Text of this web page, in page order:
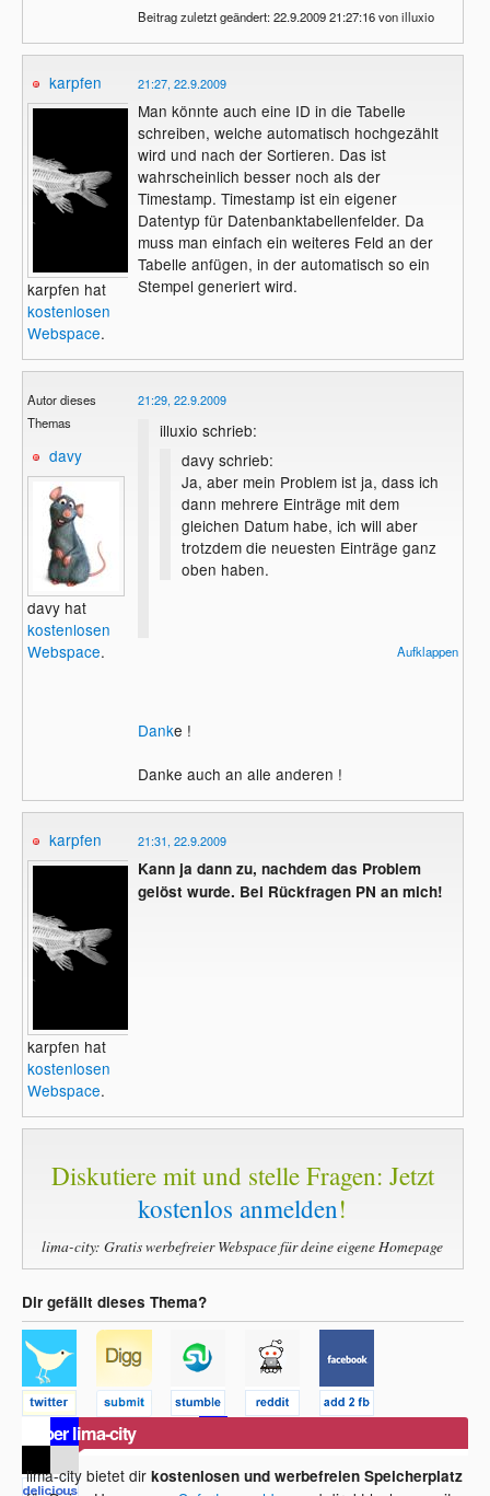
Beitrag zuletzt geändert: 22.9.2009 21:27:16 von illuxio
karpfen
karpfen hat
kostenlosen
Webspace.
21:27, 22.9.2009
Man könnte auch eine ID in die Tabelle
schreiben, welche automatisch hochgezählt
wird und nach der Sortieren. Das ist
wahrscheinlich besser noch als der
Timestamp. Timestamp ist ein eigener
Datentyp für Datenbanktabellenfelder. Da
muss man einfach ein weiteres Feld an der
Tabelle anfügen, in der automatisch so ein
Stempel generiert wird.
Autor dieses
Themas
davy
davy hat
kostenlosen
Webspace.
21:29, 22.9.2009
illuxio schrieb:
davy schrieb:
Ja, aber mein Problem ist ja, dass ich
dann mehrere Einträge mit dem
gleichen Datum habe, ich will aber
trotzdem die neuesten Einträge ganz
oben haben.
Doch da in der Spalte Datum folgendes
2004-02-12T15:19:22+00:00
(ISO 8601 Datum)
erste angezeigt, wenn du DESC sortierst.
Mit date('d.m.Y'); stellst du nur am Ende
illuxio
Aufklappen
Danke !
Danke auch an alle anderen !
karpfen
karpfen hat
kostenlosen
Webspace.
21:31, 22.9.2009
Kann ja dann zu, nachdem das Problem
gelöst wurde. Bei Rückfragen PN an mich!
Diskutiere mit und stelle Fragen: Jetzt
kostenlos anmelden!
lima-city: Gratis werbefreier Webspace für deine eigene Homepage
Dir gefällt dieses Thema?
Über lima-city
lima-city bietet dirkostenlosen und werbefreien Speicherplatz